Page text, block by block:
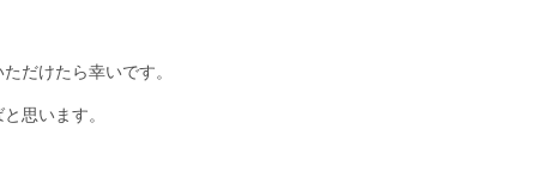
だけたら幸いです。
思います。